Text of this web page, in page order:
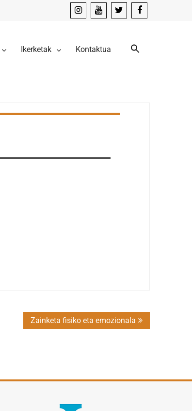
Ikerketak Kontaktua
Zainketa fisiko eta emozionala